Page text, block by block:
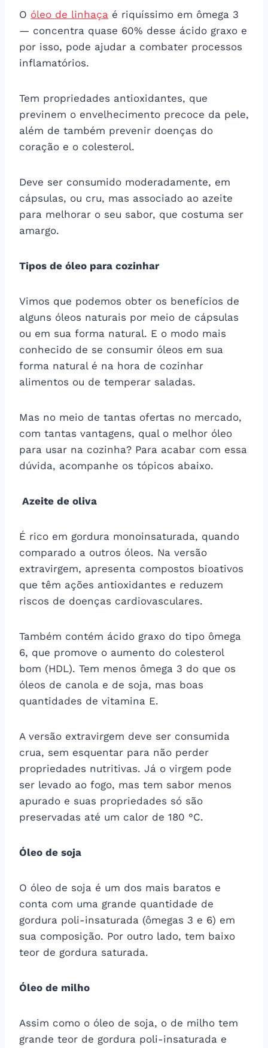
O óleo de linhaça é riquíssimo em ômega 3
— concentra quase 60% desse ácido graxo e
por isso, pode ajudar a combater processos
inflamatórios.
Tem propriedades antioxidantes, que
previnem o envelhecimento precoce da pele,
além de também prevenir doenças do
coração e o colesterol.
Deve ser consumido moderadamente, em
cápsulas, ou cru, mas associado ao azeite
para melhorar o seu sabor, que costuma ser
amargo.
Tipos de óleo para cozinhar
Vimos que podemos obter os benefícios de
alguns óleos naturais por meio de cápsulas
ou em sua forma natural. E o modo mais
conhecido de se consumir óleos em sua
forma natural é na hora de cozinhar
alimentos ou de temperar saladas.
Mas no meio de tantas ofertas no mercado,
com tantas vantagens, qual o melhor óleo
para usar na cozinha? Para acabar com essa
dúvida, acompanhe os tópicos abaixo.
Azeite de oliva
É rico em gordura monoinsaturada, quando
comparado a outros óleos. Na versão
extravirgem, apresenta compostos bioativos
que têm ações antioxidantes e reduzem
riscos de doenças cardiovasculares.
Também contém ácido graxo do tipo ômega
6, que promove o aumento do colesterol
bom (HDL). Tem menos ômega 3 do que os
óleos de canola e de soja, mas boas
quantidades de vitamina E.
A versão extravirgem deve ser consumida
crua, sem esquentar para não perder
propriedades nutritivas. Já o virgem pode
ser levado ao fogo, mas tem sabor menos
apurado e suas propriedades só são
preservadas até um calor de 180 °C.
Óleo de soja
O óleo de soja é um dos mais baratos e
conta com uma grande quantidade de
gordura poli-insaturada (ômegas 3 e 6) em
sua composição. Por outro lado, tem baixo
teor de gordura saturada.
Óleo de milho
Assim como o óleo de soja, o de milho tem
grande teor de gordura poli-insaturada e